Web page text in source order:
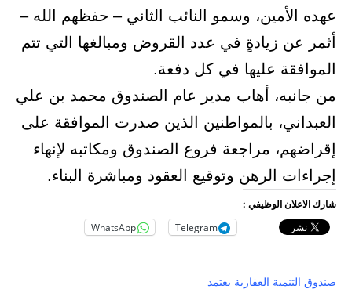
عهده الأمين، وسمو النائب الثاني – حفظهم الله –
أثمر عن زيادةٍ في عدد القروض ومبالغها التي تتم
الموافقة عليها في كل دفعة.
من جانبه، أهاب مدير عام الصندوق محمد بن علي
العبداني، بالمواطنين الذين صدرت الموافقة على
إقراضهم، مراجعة فروع الصندوق ومكاتبه لإنهاء
إجراءات الرهن وتوقيع العقود ومباشرة البناء.
شارك الاعلان الوظيفي :
Telegram
WhatsApp
صندوق التنمية العقارية يعتمد